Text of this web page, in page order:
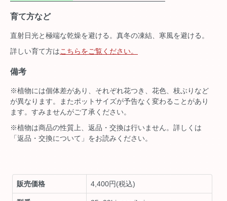
育て方など
直射日光と極端な乾燥を避ける。真冬の凍結、寒風を避ける。
詳しい育て方はこちらをご覧ください。
備考
※植物には個体差があり、それぞれ花つき、花色、枝ぶりなど
が異なります。またポットサイズが予告なく変わることがあり
ます。すみませんがご了承ください。
※植物は商品の性質上、返品・交換は行いません。詳しくは
「返品・交換について」をお読みください。
販売価格 4,400円(税込)